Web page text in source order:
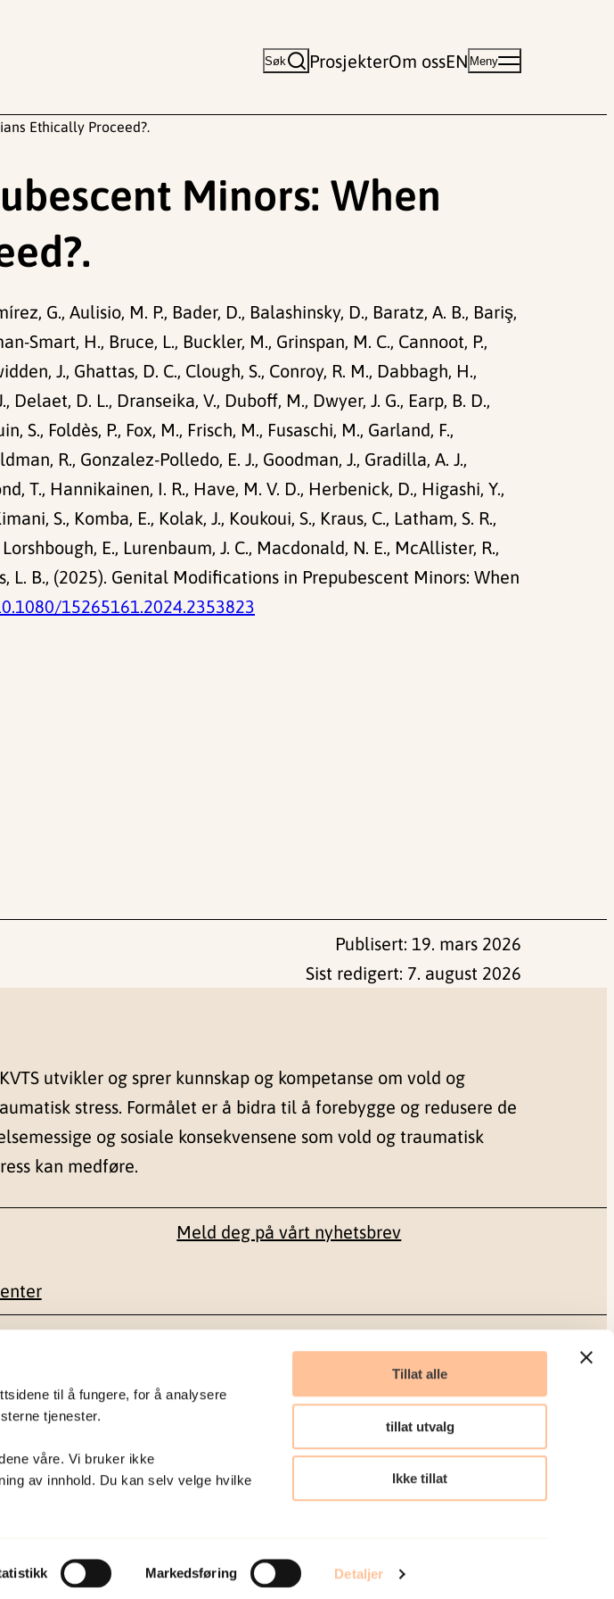
til å fungere, for å analysere
tjenester.
våre. Vi bruker ikke
av innhold. Du kan selv velge hvilke
Markedsføring Detaljer
Tillat alle
tillat utvalg
Ikke tillat
Søk ProsjekterOm ossEN Meny
Ethically Proceed?.
Minors: When
G., Aulisio, M. P., Bader, D., Balashinsky, D., Baratz, A. B., Bariş,
Smart, H., Bruce, L., Buckler, M., Grinspan, M. C., Cannoot, P.,
J., Ghattas, D. C., Clough, S., Conroy, R. M., Dabbagh, H.,
Delaet, D. L., Dranseika, V., Duboff, M., Dwyer, J. G., Earp, B. D.,
S., Foldès, P., Fox, M., Frisch, M., Fusaschi, M., Garland, F.,
R., Gonzalez-Polledo, E. J., Goodman, J., Gradilla, A. J.,
T., Hannikainen, I. R., Have, M. V. D., Herbenick, D., Higashi, Y.,
S., Komba, E., Kolak, J., Koukoui, S., Kraus, C., Latham, S. R.,
E., Lurenbaum, J. C., Macdonald, N. E., McAllister, R.,
L. B., (2025). Genital Modifications in Prepubescent Minors: When
15265161.2024.2353823
Publisert: 19. mars 2026
Sist redigert: 7. august 2026
utvikler og sprer kunnskap og kompetanse om vold og
stress. Formålet er å bidra til å forebygge og redusere de
og sosiale konsekvensene som vold og traumatisk
kan medføre.
Meld deg på vårt nyhetsbrev
59 55 00
Sosiale medier
Facebook
LinkedIn